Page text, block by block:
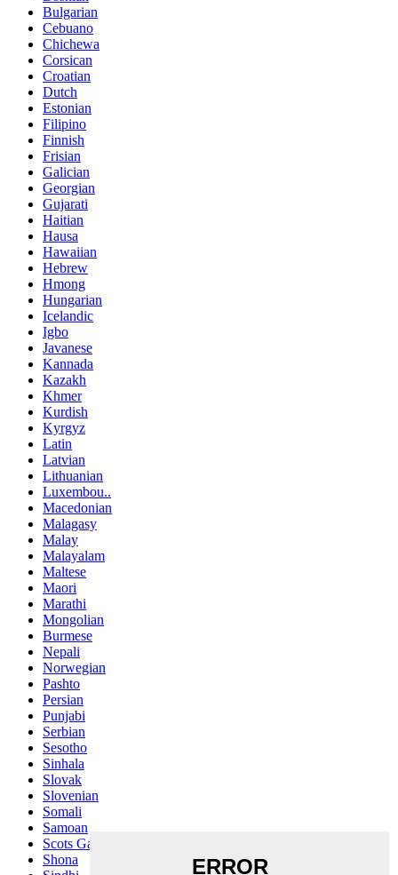
Bulgarian
Cebuano
Chichewa
Corsican
Croatian
Dutch
Estonian
Filipino
Finnish
Frisian
Galician
Georgian
Gujarati
Haitian
Hausa
Hawaiian
Hebrew
Hmong
Hungarian
Icelandic
Igbo
Javanese
Kannada
Kazakh
Khmer
Kurdish
Kyrgyz
Latin
Latvian
Lithuanian
Luxembou..
Macedonian
Malagasy
Malay
Malayalam
Maltese
Maori
Marathi
Mongolian
Burmese
Nepali
Norwegian
Pashto
Persian
Punjabi
Serbian
Sesotho
Sinhala
Slovak
Slovenian
Somali
Samoan
Scots Gaelic
Shona